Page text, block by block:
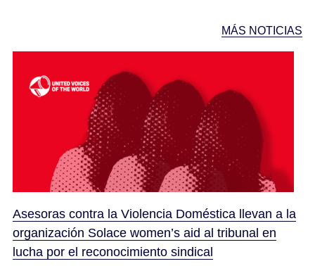
MÁS NOTICIAS
Asesoras contra la Violencia Doméstica llevan a la
organización Solace women’s aid al tribunal en
lucha por el reconocimiento sindical